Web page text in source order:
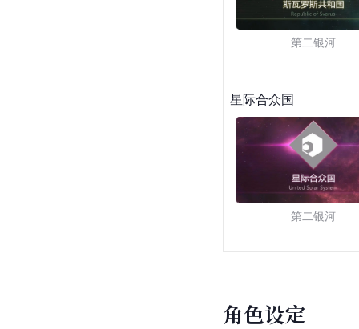
第二银河
星际合众国
第二银河
角色设定